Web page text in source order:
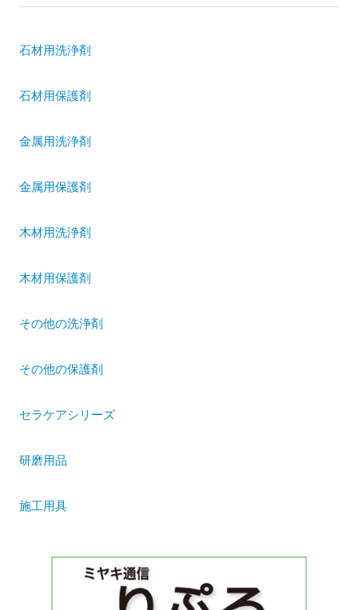
石材用洗浄剤
石材用保護剤
金属用洗浄剤
金属用保護剤
木材用洗浄剤
木材用保護剤
その他の洗浄剤
その他の保護剤
セラケアシリーズ
研磨用品
施工用具